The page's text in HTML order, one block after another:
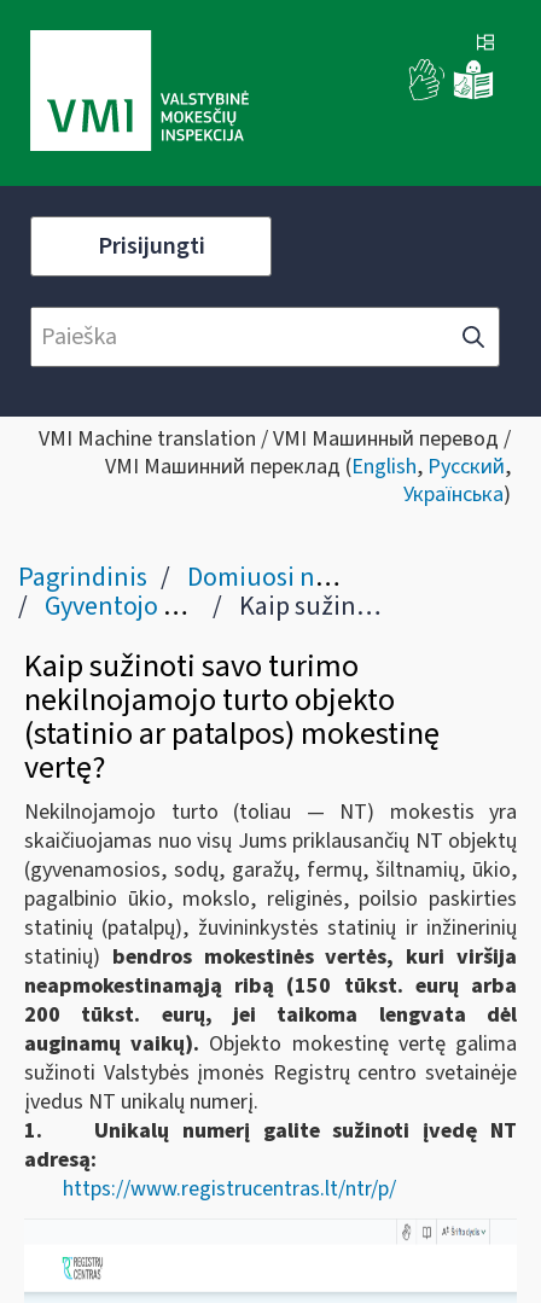
Prisijungti
VMI Machine translation / VMI Машинный перевод /
VMI Машинний переклад (English, Русский,
Українська)
Pagrindinis Domiuosi nekilnojamojo turto mokesčiu
Gyventojo nekilnojamojo turto mokesčio deklaracija KIT715 Kaip sužinoti savo turimo nekilnojamojo turto objekto (statinio ar patalpos) mokestinę vertę?
Kaip sužinoti savo turimo
nekilnojamojo turto objekto
(statinio ar patalpos) mokestinę
vertę?
Nekilnojamojo turto (toliau ― NT) mokestis yra
skaičiuojamas nuo visų Jums priklausančių NT objektų
(gyvenamosios, sodų, garažų, fermų, šiltnamių, ūkio,
pagalbinio ūkio, mokslo, religinės, poilsio paskirties
statinių (patalpų), žuvininkystės statinių ir inžinerinių
statinių) bendros mokestinės vertės, kuri viršija
neapmokestinamąją ribą (150 tūkst. eurų arba
200 tūkst. eurų, jei taikoma lengvata dėl
auginamų vaikų). Objekto mokestinę vertę galima
sužinoti Valstybės įmonės Registrų centro svetainėje
įvedus NT unikalų numerį.
1.
Unikalų numerį galite sužinoti įvedę NT
adresą:
https://www.registrucentras.lt/ntr/p/